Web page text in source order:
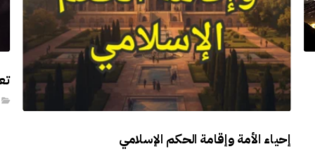
إحياء الأمة وإقامة الحكم الإسلامي